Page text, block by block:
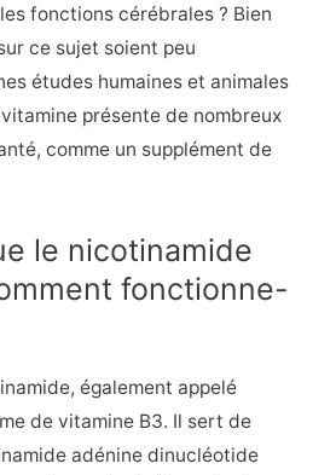
fonctions cérébrales ? Bien
ce sujet soient peu
études humaines et animales
présente de nombreux
comme un supplément de
le nicotinamide
fonctionne-
également appelé
de vitamine B3. Il sert de
adénine dinucléotide